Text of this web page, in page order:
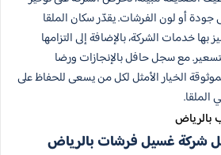
جودة أو لون الفرشات. يقدّر سكان الملقا
بها خدمات الشركة، بالإضافة إلى التزامها
مع سجل حافل بالإنجازات ورضا
الخيار الأمثل لكل من يسعى للحفاظ على
بالرياض
شركة غسيل فرشات بالرياض